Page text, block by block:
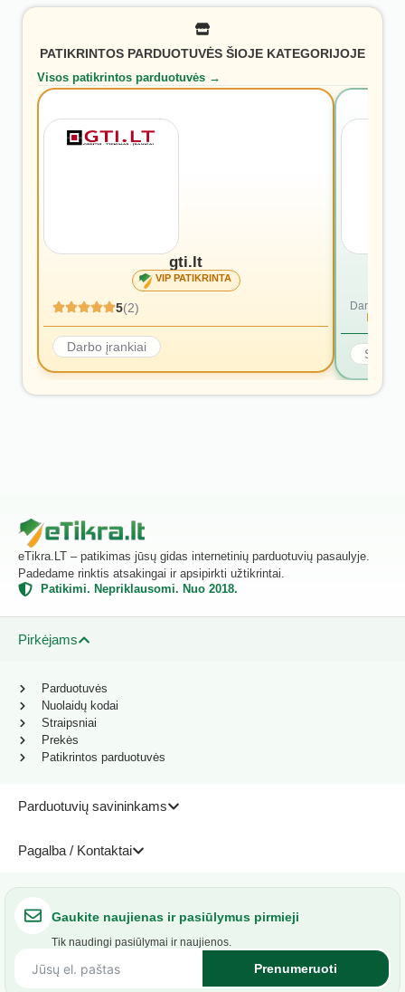
PATIKRINTOS PARDUOTUVĖS ŠIOJE KATEGORIJOJE
Visos patikrintos parduotuvės →
gti.lt
VIP PATIKRINTA
5(2)
Darbo įrankiai
Dar nėra
eTikra.LT – patikimas jūsų gidas internetinių parduotuvių pasaulyje.
Padedame rinktis atsakingai ir apsipirkti užtikrintai.
Patikimi. Nepriklausomi. Nuo 2018.
Pirkėjams
Parduotuvių savininkams
Pagalba / Kontaktai
Parduotuvės
Nuolaidų kodai
Straipsniai
Prekės
Patikrintos parduotuvės
Gaukite naujienas ir pasiūlymus pirmieji
Tik naudingi pasiūlymai ir naujienos.
Prenumeruoti